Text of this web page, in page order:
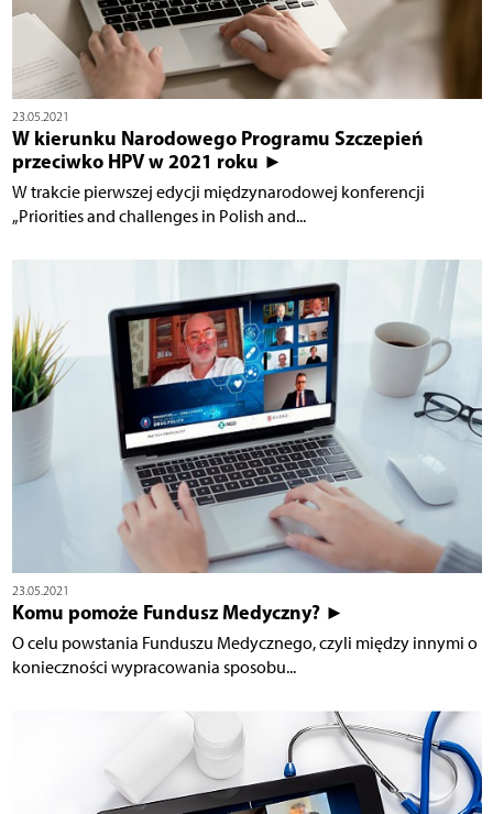
23.05.2021
W kierunku Narodowego Programu Szczepień
przeciwko HPV w 2021 roku ►
W trakcie pierwszej edycji międzynarodowej konferencji
„Priorities and challenges in Polish and...
23.05.2021
Komu pomoże Fundusz Medyczny? ►
O celu powstania Funduszu Medycznego, czyli między innymi o
konieczności wypracowania sposobu...